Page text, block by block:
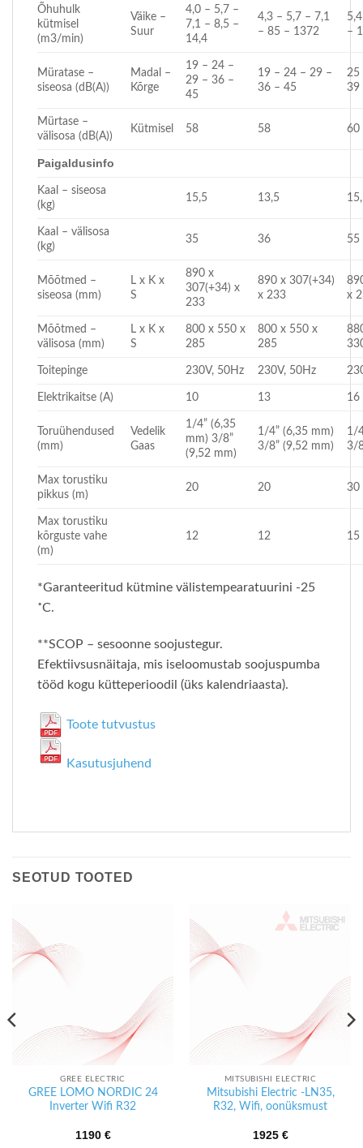
Õhuhulk
kütmisel
(m3/min)
Väike –
Suur
4,0 – 5,7 –
7,1 – 8,5 –
14,4
4,3 – 5,7 – 7,1
– 85 – 1372
–
Müratase –
siseosa (dB(A))
Madal –
Kõrge
19 – 24 –
29 – 36 –
45
19 – 24 – 29 –
36 – 45
25
39
Mürtase –
välisosa (dB(A))
Kütmisel 58 58 60
Paigaldusinfo
Kaal – siseosa
(kg)
15,5 13,5
Kaal – välisosa
(kg)
35 36 55
Mõõtmed –
siseosa (mm)
L x K x
S
890 x
307(+34) x
233
890 x 307(+34)
x 233
x
Mõõtmed –
välisosa (mm)
L x K x
S
800 x 550 x
285
800 x 550 x
285
Toitepinge 230V, 50Hz 230V, 50Hz
Elektrikaitse (A) 10 13 16
Toruühendused
(mm)
Vedelik
Gaas
1/4” (6,35
mm) 3/8”
(9,52 mm)
1/4” (6,35 mm)
3/8” (9,52 mm)
1/
3/
Max torustiku
pikkus (m)
20 20 30
Max torustiku
kõrguste vahe
(m)
12 12 15
*Garanteeritud kütmine välistempearatuurini -25
˚C.
**SCOP – sesoonne soojustegur.
Efektiivsusnäitaja, mis iseloomustab soojuspumba
tööd kogu kütteperioodil (üks kalendriaasta).
Toote tutvustus
Kasutusjuhend
SEOTUD TOOTED
GREE ELECTRIC
GREE LOMO NORDIC 24
Inverter Wifi R32
1190 €
MITSUBISHI ELECTRIC
Mitsubishi Electric -LN35,
R32, Wifi, oonüksmust
1925 €